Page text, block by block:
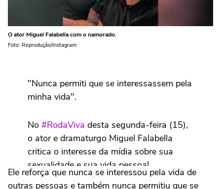
O ator Miguel Falabella com o namorado.
Foto: Reprodução/Instagram
"Nunca permiti que se interessassem pela
minha vida".
No #RodaViva desta segunda-feira (15),
o ator e dramaturgo Miguel Falabella
critica o interesse da mídia sobre sua
sexualidade e sua vida pessoal.
#TVCultura#SomosCultura
Ele reforça que nunca se interessou pela vida de
outras pessoas e também nunca permitiu que se